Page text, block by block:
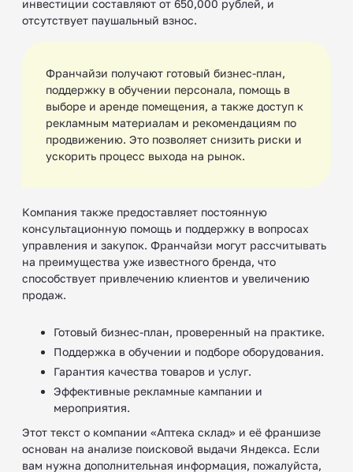
инвестиции составляют от 650,000 рублей, и
отсутствует паушальный взнос.
Франчайзи получают готовый бизнес-план,
поддержку в обучении персонала, помощь в
выборе и аренде помещения, а также доступ к
рекламным материалам и рекомендациям по
продвижению. Это позволяет снизить риски и
ускорить процесс выхода на рынок.
Компания также предоставляет постоянную
консультационную помощь и поддержку в вопросах
управления и закупок. Франчайзи могут рассчитывать
на преимущества уже известного бренда, что
способствует привлечению клиентов и увеличению
продаж.
Готовый бизнес-план, проверенный на практике.
Поддержка в обучении и подборе оборудования.
Гарантия качества товаров и услуг.
Эффективные рекламные кампании и
мероприятия.
Этот текст о компании «Аптека склад» и её франшизе
основан на анализе поисковой выдачи Яндекса. Если
вам нужна дополнительная информация, пожалуйста,